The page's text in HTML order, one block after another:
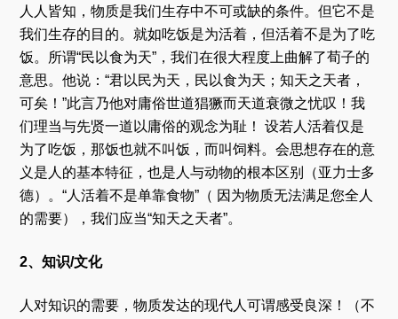
人人皆知，物质是我们生存中不可或缺的条件。但它不是
我们生存的目的。就如吃饭是为活着，但活着不是为了吃
饭。所谓“民以食为天”，我们在很大程度上曲解了荀子的
意思。他说：“君以民为天，民以食为天；知天之天者，
可矣！”此言乃他对庸俗世道猖獗而天道衰微之忧叹！我
们理当与先贤一道以庸俗的观念为耻！ 设若人活着仅是
为了吃饭，那饭也就不叫饭，而叫饲料。会思想存在的意
义是人的基本特征，也是人与动物的根本区别（亚力士多
德）。“人活着不是单靠食物”（ 因为物质无法满足您全人
的需要），我们应当“知天之天者”。
2、知识/文化
人对知识的需要，物质发达的现代人可谓感受良深！（不